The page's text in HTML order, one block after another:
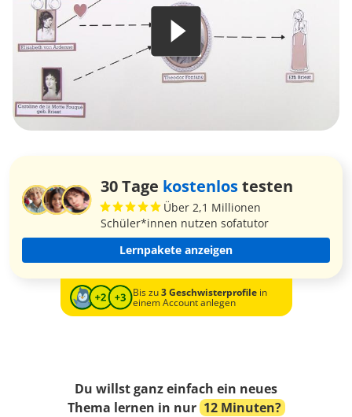
30 Tage kostenlostesten
Über 2,1 Millionen
Schüler*innen nutzen sofatutor
Lernpakete anzeigen
Bis zu3 Geschwisterprofilein
einem Account anlegen
Du willst ganz einfach ein neues
Thema lernen in nur 12 Minuten?